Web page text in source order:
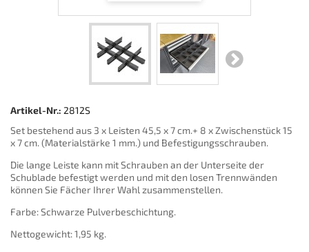
Artikel-Nr.: 2812S
Set bestehend aus 3 x Leisten 45,5 x 7 cm.+ 8 x Zwischenstück 15
x 7 cm. (Materialstärke 1 mm.) und Befestigungsschrauben.
Die lange Leiste kann mit Schrauben an der Unterseite der
Schublade befestigt werden und mit den losen Trennwänden
können Sie Fächer Ihrer Wahl zusammenstellen.
Farbe: Schwarze Pulverbeschichtung.
Nettogewicht: 1,95 kg.